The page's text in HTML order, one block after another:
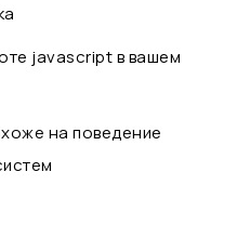
javascript в вашем
на поведение